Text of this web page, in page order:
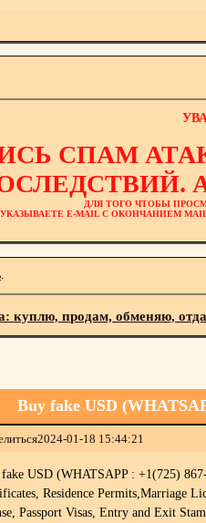
СПАМ
ДЛЯ ТОГО ЧТОБЫ
E-MAIL С ОКОНЧАНИЕМ
.
куплю, продам, обменяю,
Buy fake USD
2024-01-18 15:44:21
USD (WHATSAPP : +1(725)
Residence Permits,Marriage
Passport Visas, Entry and Exit